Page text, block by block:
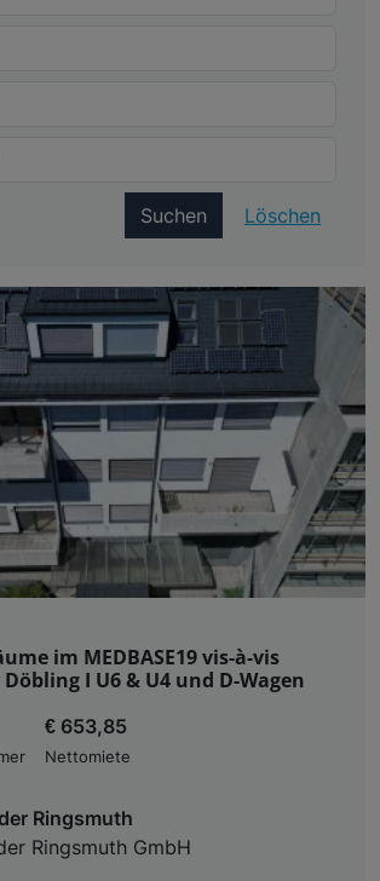
Suchen Löschen
im MEDBASE19 vis-à-vis
Döbling I U6 & U4 und D-Wagen
€ 653,85
Nettomiete
Ringsmuth
Ringsmuth GmbH